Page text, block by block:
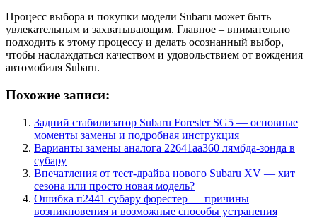
Процесс выбора и покупки модели Subaru может быть
увлекательным и захватывающим. Главное – внимательно
подходить к этому процессу и делать осознанный выбор,
чтобы наслаждаться качеством и удовольствием от вождения
автомобиля Subaru.
Похожие записи:
Задний стабилизатор Subaru Forester SG5 — основные
моменты замены и подробная инструкция
Варианты замены аналога 22641аа360 лямбда-зонда в
субару
Впечатления от тест-драйва нового Subaru XV — хит
сезона или просто новая модель?
Ошибка п2441 субару форестер — причины
возникновения и возможные способы устранения